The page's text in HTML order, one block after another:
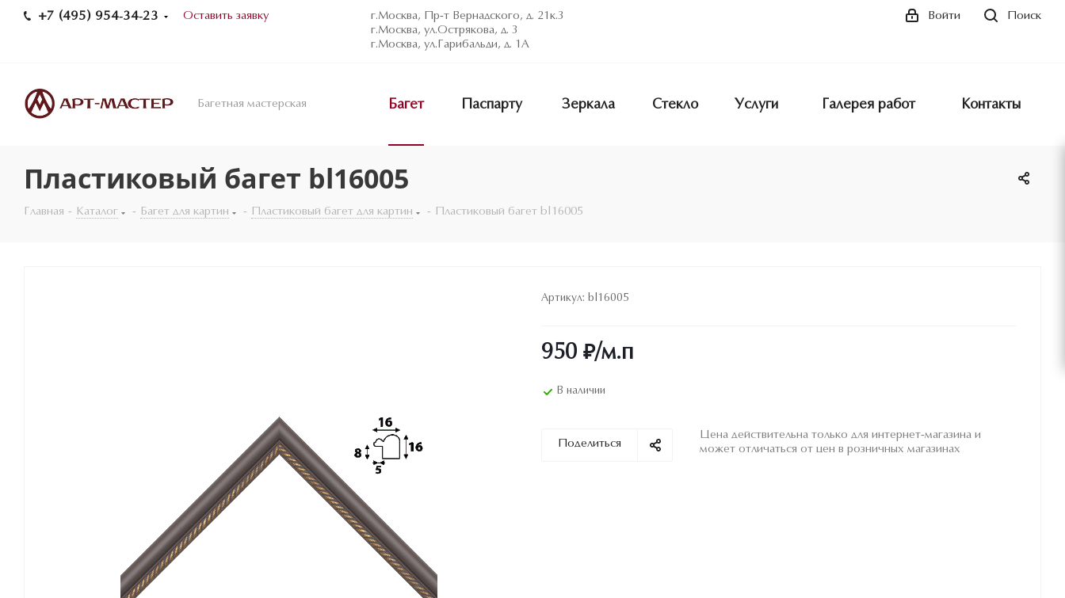
+7 (495) 954-34-23 Оставить заявку
г.Москва, Пр-т Вернадского, д. 21к.3
г.Москва, ул.Острякова, д. 3
г.Москва, ул.Гарибальди, д. 1А
Поиск
Войти
Багетная мастерская Багет Паспарту Зеркала Стекло Услуги Галерея работ Контакты
Пластиковый багет bl16005
Главная - Каталог - Багет для картин - Пластиковый багет для картин - Пластиковый багет bl16005
Артикул: bl16005
950 ₽/м.п
В наличии
Поделиться
Цена действительна только для интернет-магазина и
может отличаться от цен в розничных магазинах